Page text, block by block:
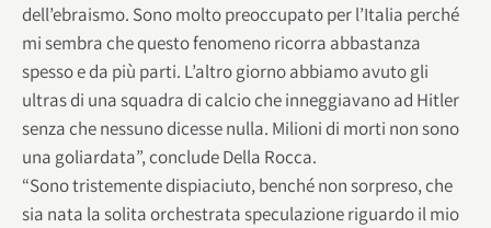
dell’ebraismo. Sono molto preoccupato per l’Italia perché
mi sembra che questo fenomeno ricorra abbastanza
spesso e da più parti. L’altro giorno abbiamo avuto gli
ultras di una squadra di calcio che inneggiavano ad Hitler
senza che nessuno dicesse nulla. Milioni di morti non sono
una goliardata”, conclude Della Rocca.
“Sono tristemente dispiaciuto, benché non sorpreso, che
sia nata la solita orchestrata speculazione riguardo il mio